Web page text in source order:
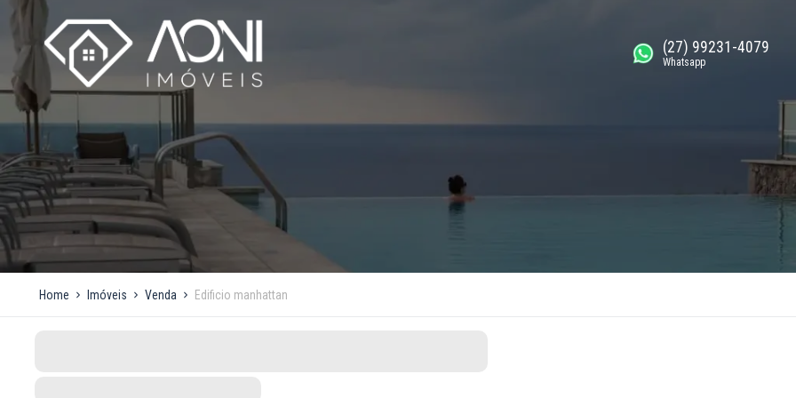
(27) 99231-4079
Whatsapp
Home Imóveis Venda Edificio manhattan